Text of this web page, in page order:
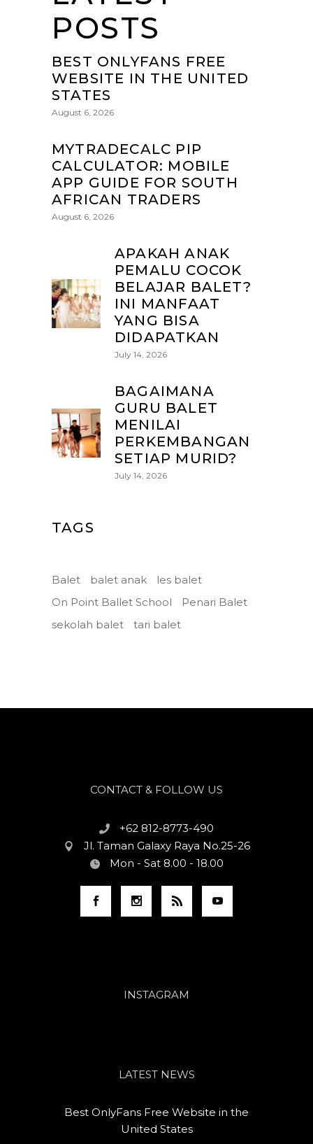
POSTS
BEST ONLYFANS FREE
WEBSITE IN THE UNITED
STATES
August 6, 2026
MYTRADECALC PIP
CALCULATOR: MOBILE
APP GUIDE FOR SOUTH
AFRICAN TRADERS
August 6, 2026
APAKAH ANAK
PEMALU COCOK
BELAJAR BALET?
INI MANFAAT
YANG BISA
DIDAPATKAN
July 14, 2026
BAGAIMANA
GURU BALET
MENILAI
PERKEMBANGAN
SETIAP MURID?
July 14, 2026
TAGS
Balet balet anak
les balet
On Point Ballet School
Penari Balet
sekolah balet
tari balet
CONTACT & FOLLOW US
+62 812-8773-490
Jl. Taman Galaxy Raya No.25-26
Mon - Sat 8.00 - 18.00
INSTAGRAM
LATEST NEWS
Best OnlyFans Free Website in the
United States